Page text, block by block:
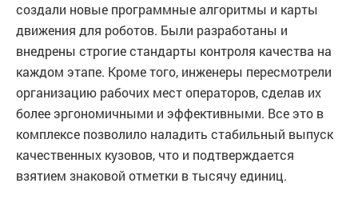
создали новые программные алгоритмы и карты
движения для роботов. Были разработаны и
внедрены строгие стандарты контроля качества на
каждом этапе. Кроме того, инженеры пересмотрели
организацию рабочих мест операторов, сделав их
более эргономичными и эффективными. Все это в
комплексе позволило наладить стабильный выпуск
качественных кузовов, что и подтверждается
взятием знаковой отметки в тысячу единиц.